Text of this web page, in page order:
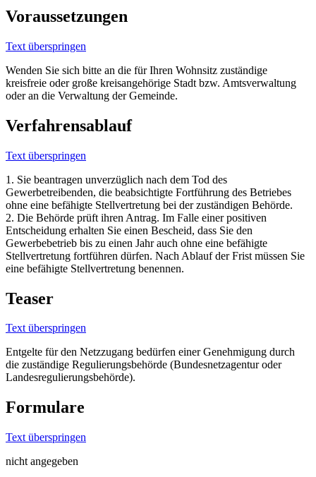
Voraussetzungen
Text überspringen
Wenden Sie sich bitte an die für Ihren Wohnsitz zuständige
kreisfreie oder große kreisangehörige Stadt bzw. Amtsverwaltung
oder an die Verwaltung der Gemeinde.
Verfahrensablauf
Text überspringen
1. Sie beantragen unverzüglich nach dem Tod des
Gewerbetreibenden, die beabsichtigte Fortführung des Betriebes
ohne eine befähigte Stellvertretung bei der zuständigen Behörde.
2. Die Behörde prüft ihren Antrag. Im Falle einer positiven
Entscheidung erhalten Sie einen Bescheid, dass Sie den
Gewerbebetrieb bis zu einen Jahr auch ohne eine befähigte
Stellvertretung fortführen dürfen. Nach Ablauf der Frist müssen Sie
eine befähigte Stellvertretung benennen.
Teaser
Text überspringen
Entgelte für den Netzzugang bedürfen einer Genehmigung durch
die zuständige Regulierungsbehörde (Bundesnetzagentur oder
Landesregulierungsbehörde).
Formulare
Text überspringen
nicht angegeben